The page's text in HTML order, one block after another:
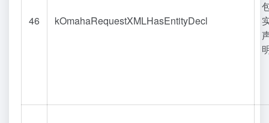
46 kOmahaRequestXMLHasEntityDecl